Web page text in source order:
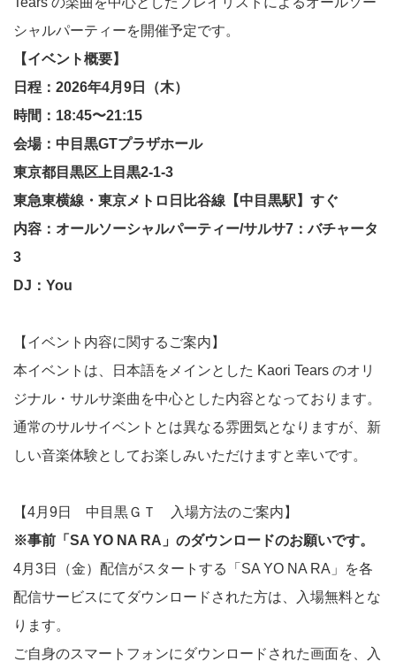
シャルパーティーを開催予定です。
【イベント概要】
日程：2026年4月9日（木）
時間：18:45〜21:15
会場：中目黒GTプラザホール
東京都目黒区上目黒2-1-3
東急東横線・東京メトロ日比谷線【中目黒駅】すぐ
内容：オールソーシャルパーティー/サルサ7：バチャータ
3
DJ：You
【イベント内容に関するご案内】
本イベントは、日本語をメインとした Kaori Tears のオリ
ジナル・サルサ楽曲を中心とした内容となっております。
通常のサルサイベントとは異なる雰囲気となりますが、新
しい音楽体験としてお楽しみいただけますと幸いです。
【4月9日 中目黒ＧＴ 入場方法のご案内】
※事前「SA YO NA RA」のダウンロードのお願いです。
4月3日（金）配信がスタートする「SA YO NA RA」を各
配信サービスにてダウンロードされた方は、入場無料とな
ります。
ご自身のスマートフォンにダウンロードされた画面を、入